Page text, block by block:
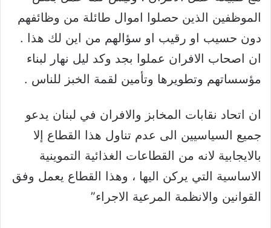
الموظفين الذين حصلوا اموال طائلة من وظائفهم
دون حسيب او رقيب او سؤالهم من اين لك هذا .
ان اصحاب الافران عملوا بجد وكد ليل نهار لبناء
مؤسساتهم وتطويرها وتأمين لقمة الخبز للناس .
ان اتحاد نقابات المخابز والافران في لبنان يدعو
جميع السياسيين الى عدم تناول هذا القطاع إلا
بالايجابية لانه من القطاعات الغذائية التموينية
الاساسية التي يركن اليها ، وهذا القطاع يعمل وفق
القوانين والانظمة المرعية الاجراء”